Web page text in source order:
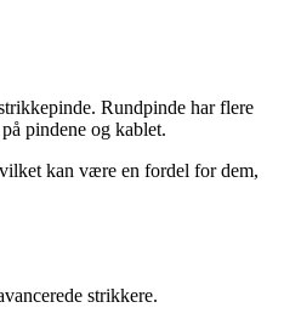
Rundpinde har flere
pindene og kablet.
kan være en fordel for dem,
strikkere.